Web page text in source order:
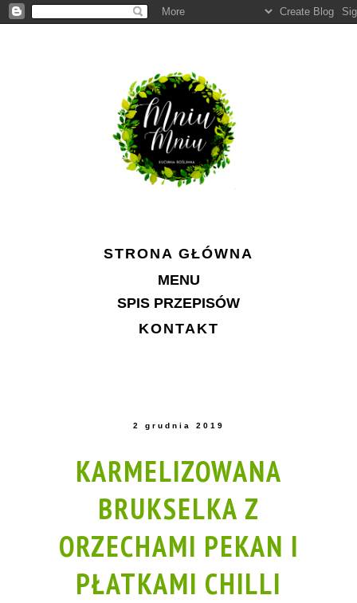
STRONA GŁÓWNA
MENU
SPIS PRZEPISÓW
KONTAKT
2 grudnia 2019
KARMELIZOWANA
BRUKSELKA Z
ORZECHAMI PEKAN I
PŁATKAMI CHILLI